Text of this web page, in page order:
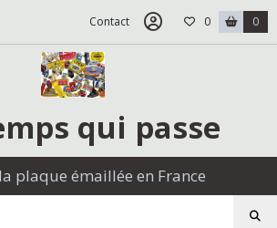
Contact 0 0
qui passe
plaque émaillée en France